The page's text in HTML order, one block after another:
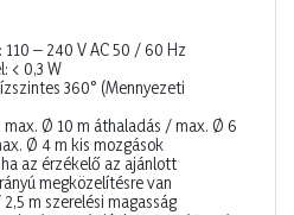
– 240 V AC 50 / 60 Hz
< 0,3 W
360° (Mennyezeti
max. Ø 10 m áthaladás / max. Ø 6
Ø 4 m kis mozgások
az érzékelő az ajánlott
megközelítésre van
m szerelési magasság